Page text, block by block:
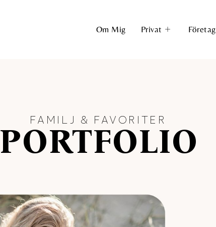
Om Mig Privat Företag
FAMILJ & FAVORITER
PORTFOLIO